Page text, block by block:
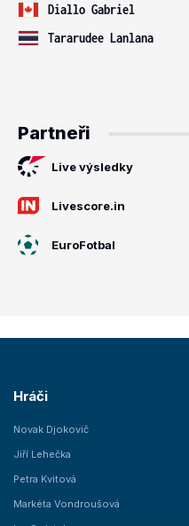
Diallo Gabriel
Tararudee Lanlana
Partneři
Live výsledky
Livescore.in
EuroFotbal
Hráči
Novak Djokovič
Jiří Lehečka
Petra Kvitová
Markéta Vondroušová